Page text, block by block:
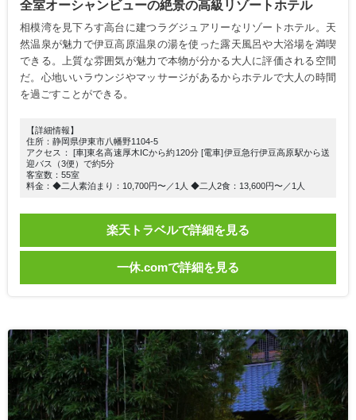
全室オーシャンビューの絶景の高級リゾートホテル
相模湾を見下ろす高台に建つラグジュアリーなリゾートホテル。天
然温泉が魅力で伊豆高原温泉の湯を使った露天風呂や大浴場を満喫
できる。上質な雰囲気が魅力で本物が分かる大人に評価される空間
だ。心地いいラウンジやマッサージがあるからホテルで大人の時間
を過ごすことができる。
【詳細情報】
住所：静岡県伊東市八幡野1104-5
アクセス： [車]東名高速厚木ICから約120分 [電車]伊豆急行伊豆高原駅から送
迎バス（3便）で約5分
客室数：55室
料金：◆二人素泊まり：10,700円〜／1人 ◆二人2食：13,600円〜／1人
楽天トラベルで詳細を見る
一休.comで詳細を見る